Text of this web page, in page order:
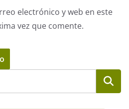
electrónico y web en este
vez que comente.